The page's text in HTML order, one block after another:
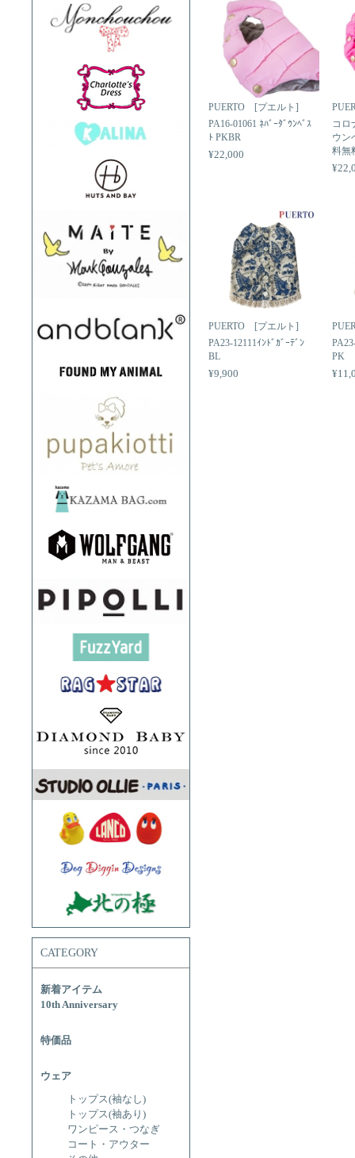
CATEGORY
新着アイテム
10th Anniversary
特価品
ウェア
トップス(袖なし)
トップス(袖あり)
ワンピース・つなぎ
コート・アウター
PUERTO [プエルト]
PA16-01061 ﾈﾊﾞｰﾀﾞｳﾝﾍﾞｽ
ﾄ PKBR
¥22,000
コロ
ウン
料無
PUERTO [プエルト]
PA23-12111ｲﾝﾄﾞｶﾞｰﾃﾞﾝ
BL
¥9,900
PK